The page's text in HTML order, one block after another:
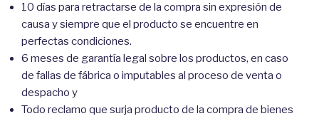
10 días para retractarse de la compra sin expresión de
causa y siempre que el producto se encuentre en
perfectas condiciones.
6 meses de garantía legal sobre los productos, en caso
de fallas de fábrica o imputables al proceso de venta o
despacho y
Todo reclamo que surja producto de la compra de bienes